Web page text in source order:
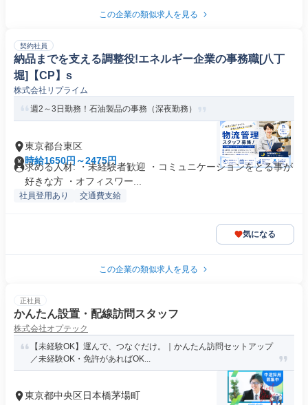
この企業の類似求人を見る
契約社員
納品までを支える調整役!エネルギー企業の事務職[八丁
堀]【CP】s
株式会社リプライム
週2～3日勤務！石油製品の事務（深夜勤務）
東京都台東区
時給1650円～2475円
求める人材: ・未経験者歓迎 ・コミュニケーションをとる事が
好きな方 ・オフィスワー...
社員登用あり 交通費支給
気になる
この企業の類似求人を見る
正社員
かんたん設置・配線訪問スタッフ
株式会社オプテック
【未経験OK】運んで、つなぐだけ。｜かんたん訪問セットアップ
／未経験OK・免許があればOK...
東京都中央区日本橋茅場町